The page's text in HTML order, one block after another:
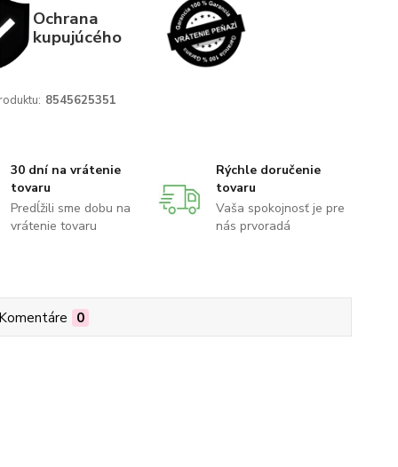
Ochrana
kupujúcého
8545625351
30 dní na vrátenie
tovaru
Predĺžili sme dobu na
vrátenie tovaru
Rýchle doručenie
tovaru
Vaša spokojnosť je pre
nás prvoradá
Komentáre 0